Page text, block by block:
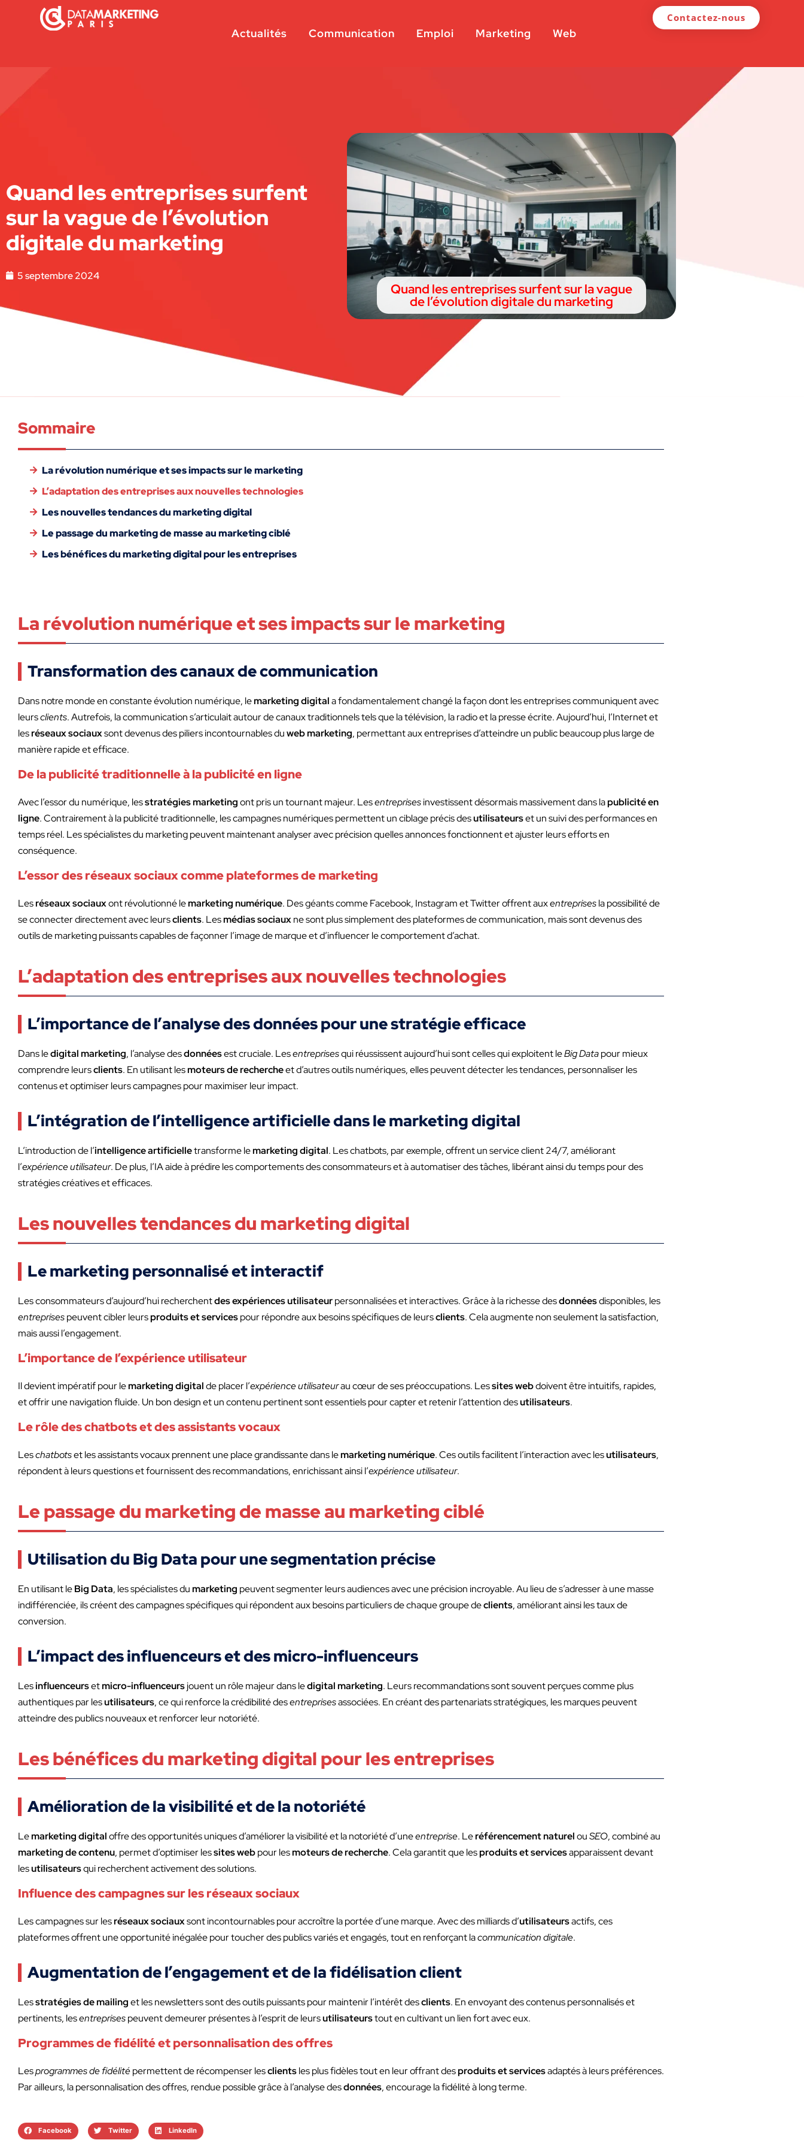
Actualités Communication Emploi Marketing Web
Contactez-nous
Quand les entreprises surfent
sur la vague de l’évolution
digitale du marketing
5 septembre 2024
Quand les entreprises surfent sur la vague
de l’évolution digitale du marketing
Sommaire
La révolution numérique et ses impacts sur le marketing
L’adaptation des entreprises aux nouvelles technologies
Les nouvelles tendances du marketing digital
Le passage du marketing de masse au marketing ciblé
Les bénéfices du marketing digital pour les entreprises
La révolution numérique et ses impacts sur le marketing
Transformation des canaux de communication
Dans notre monde en constante évolution numérique, lemarketing digitala fondamentalement changé la façon dont les entreprises communiquent avec
leursclients. Autrefois, la communication s’articulait autour de canaux traditionnels tels que la télévision, la radio et la presse écrite. Aujourd’hui, l’Internet et
lesréseaux sociauxsont devenus des piliers incontournables duweb marketing, permettant aux entreprises d’atteindre un public beaucoup plus large de
manière rapide et efficace.
De la publicité traditionnelle à la publicité en ligne
Avec l’essor du numérique, lesstratégies marketingont pris un tournant majeur. Lesentreprisesinvestissent désormais massivement dans lapublicité en
ligne. Contrairement à la publicité traditionnelle, les campagnes numériques permettent un ciblage précis desutilisateurset un suivi des performances en
temps réel. Les spécialistes du marketing peuvent maintenant analyser avec précision quelles annonces fonctionnent et ajuster leurs efforts en
conséquence.
L’essor des réseaux sociaux comme plateformes de marketing
Lesréseaux sociauxont révolutionné lemarketing numérique. Des géants comme Facebook, Instagram et Twitter offrent auxentreprisesla possibilité de
se connecter directement avec leursclients. Lesmédias sociauxne sont plus simplement des plateformes de communication, mais sont devenus des
outils de marketing puissants capables de façonner l’image de marque et d’influencer le comportement d’achat.
L’adaptation des entreprises aux nouvelles technologies
L’importance de l’analyse des données pour une stratégie efficace
Dans ledigital marketing, l’analyse desdonnéesest cruciale. Lesentreprisesqui réussissent aujourd’hui sont celles qui exploitent leBig Datapour mieux
comprendre leursclients. En utilisant lesmoteurs de rechercheet d’autres outils numériques, elles peuvent détecter les tendances, personnaliser les
contenus et optimiser leurs campagnes pour maximiser leur impact.
L’intégration de l’intelligence artificielle dans le marketing digital
L’introduction de l’intelligence artificielletransforme lemarketing digital. Les chatbots, par exemple, offrent un service client 24/7, améliorant
l’expérience utilisateur. De plus, l’IA aide à prédire les comportements des consommateurs et à automatiser des tâches, libérant ainsi du temps pour des
stratégies créatives et efficaces.
Les nouvelles tendances du marketing digital
Le marketing personnalisé et interactif
Les consommateurs d’aujourd’hui recherchentdes expériences utilisateurpersonnalisées et interactives. Grâce à la richesse desdonnéesdisponibles, les
entreprisespeuvent cibler leursproduits et servicespour répondre aux besoins spécifiques de leursclients. Cela augmente non seulement la satisfaction,
mais aussi l’engagement.
L’importance de l’expérience utilisateur
Il devient impératif pour lemarketing digitalde placer l’expérience utilisateurau cœur de ses préoccupations. Lessites webdoivent être intuitifs, rapides,
et offrir une navigation fluide. Un bon design et un contenu pertinent sont essentiels pour capter et retenir l’attention desutilisateurs.
Le rôle des chatbots et des assistants vocaux
Leschatbotset les assistants vocaux prennent une place grandissante dans lemarketing numérique. Ces outils facilitent l’interaction avec lesutilisateurs,
répondent à leurs questions et fournissent des recommandations, enrichissant ainsi l’expérience utilisateur.
Le passage du marketing de masse au marketing ciblé
Utilisation du Big Data pour une segmentation précise
En utilisant leBig Data, les spécialistes dumarketing peuvent segmenter leurs audiences avec une précision incroyable. Au lieu de s’adresser à une masse
indifférenciée, ils créent des campagnes spécifiques qui répondent aux besoins particuliers de chaque groupe declients, améliorant ainsi les taux de
conversion.
L’impact des influenceurs et des micro-influenceurs
Lesinfluenceursetmicro-influenceursjouent un rôle majeur dans ledigital marketing. Leurs recommandations sont souvent perçues comme plus
authentiques par lesutilisateurs, ce qui renforce la crédibilité desentreprisesassociées. En créant des partenariats stratégiques, les marques peuvent
atteindre des publics nouveaux et renforcer leur notoriété.
Les bénéfices du marketing digital pour les entreprises
Amélioration de la visibilité et de la notoriété
Lemarketing digitaloffre des opportunités uniques d’améliorer la visibilité et la notoriété d’uneentreprise. Leréférencement naturelouSEO, combiné au
marketing de contenu, permet d’optimiser lessites webpour lesmoteurs de recherche. Cela garantit que lesproduits et servicesapparaissent devant
lesutilisateursqui recherchent activement des solutions.
Influence des campagnes sur les réseaux sociaux
Les campagnes sur lesréseaux sociauxsont incontournables pour accroître la portée d’une marque. Avec des milliards d’utilisateursactifs, ces
plateformes offrent une opportunité inégalée pour toucher des publics variés et engagés, tout en renforçant lacommunication digitale.
Augmentation de l’engagement et de la fidélisation client
Lesstratégies de mailinget les newsletters sont des outils puissants pour maintenir l’intérêt desclients. En envoyant des contenus personnalisés et
pertinents, lesentreprisespeuvent demeurer présentes à l’esprit de leursutilisateurstout en cultivant un lien fort avec eux.
Programmes de fidélité et personnalisation des offres
Lesprogrammes de fidélitépermettent de récompenser lesclientsles plus fidèles tout en leur offrant desproduits et servicesadaptés à leurs préférences.
Par ailleurs, la personnalisation des offres, rendue possible grâce à l’analyse desdonnées, encourage la fidélité à long terme.
Facebook Twitter LinkedIn